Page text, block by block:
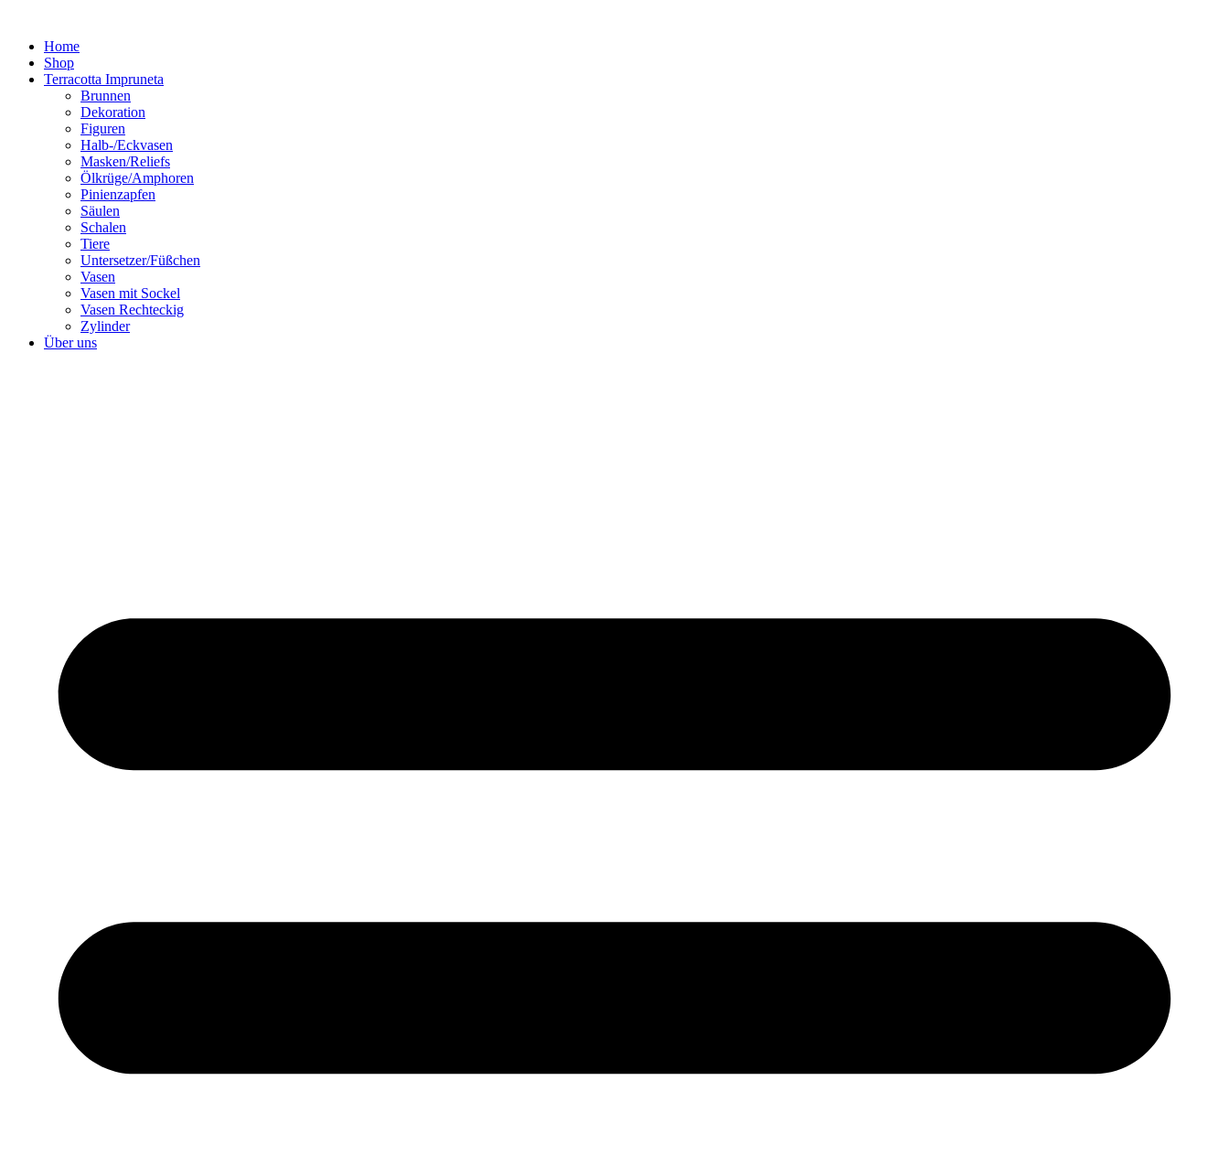
springenHome
Shop
Terracotta Impruneta
Brunnen
Dekoration
Figuren
Halb-/Eckvasen
Masken/Reliefs
Ölkrüge/Amphoren
Pinienzapfen
Säulen
Schalen
Tiere
Untersetzer/Füßchen
Vasen
Vasen mit Sockel
Vasen Rechteckig
Zylinder
Über uns